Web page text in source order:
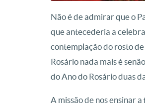
Não é de admirar que o
que antecederia a
contemplação do rosto
Rosário nada mais é
do Ano do Rosário duas
A missão de nos ensinar